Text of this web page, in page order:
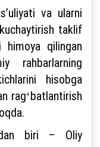
va ularni
taklif
himoya qilingan
rahbarlarning
hisobga
ragʻbatlantirish
biri – Oliy